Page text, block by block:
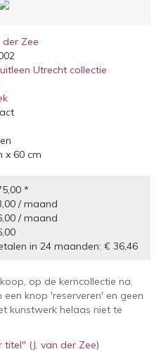
der Zee
Utrecht collectie
x 60 cm
*
/ maand
/ maand
in 24 maanden: € 36,46
op de kerncollectie na.
knop 'reserveren' en geen
kunstwerk helaas niet te
(J. van der Zee)